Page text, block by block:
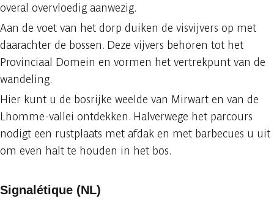
overal overvloedig aanwezig.
Aan de voet van het dorp duiken de visvijvers op met
daarachter de bossen. Deze vijvers behoren tot het
Provinciaal Domein en vormen het vertrekpunt van de
wandeling.
Hier kunt u de bosrijke weelde van Mirwart en van de
Lhomme-vallei ontdekken. Halverwege het parcours
nodigt een rustplaats met afdak en met barbecues u uit
om even halt te houden in het bos.
Signalétique (NL)